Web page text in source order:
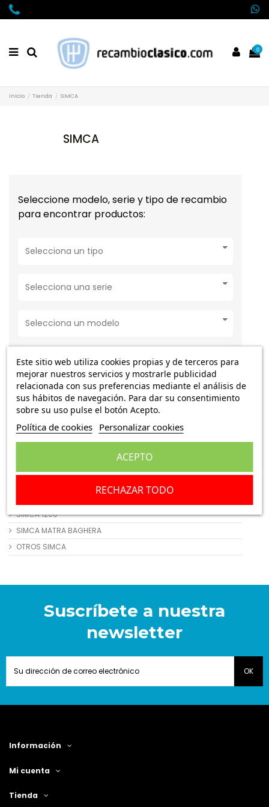
0
Inicio Tienda SIMCA
SIMCA
Seleccione modelo, serie y tipo de recambio
para encontrar productos:
Buscar
SIMCA
SIMCA 1200
SIMCA MATRA BAGHERA
OTROS SIMCA
Suscríbete a nuestra
newsletter
Información
Mi cuenta
Tienda
Este sitio web utiliza cookies propias y de terceros para
mejorar nuestros servicios y mostrarle publicidad
relacionada con sus preferencias mediante el análisis de
sus hábitos de navegación. Para dar su consentimiento
sobre su uso pulse el botón Acepto.
Política de cookies Personalizar cookies
RECHAZAR TODO
ACEPTO